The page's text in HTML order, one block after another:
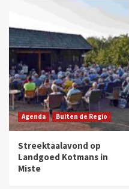
Agenda Buiten de Regio
Streektaalavond op
Landgoed Kotmans in
Miste